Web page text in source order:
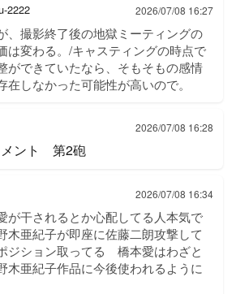
2222 2026/07/08 16:27
、撮影終了後の地獄ミーティングの
は変わる。/キャスティングの時点で
ができていたなら、そもそもの感情
在しなかった可能性が高いので。
2026/07/08 16:28
メント 第2砲
2026/07/08 16:34
が干されるとか心配してる人本気で
木亜紀子が即座に佐藤二朗攻撃して
ジション取ってる 橋本愛はわざと
木亜紀子作品に今後使われるように